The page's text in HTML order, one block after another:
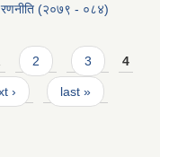
रणनीति (२०७९ - ०८४)
2 3 4
› last »